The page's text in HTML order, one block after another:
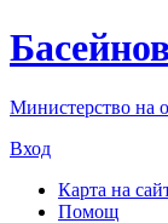
Министерство на
Вход
Карта на
Помощ